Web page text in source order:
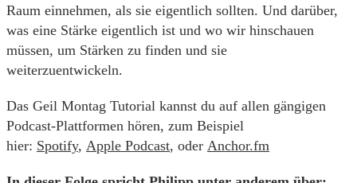
Raum einnehmen, als sie eigentlich sollten. Und darüber,
was eine Stärke eigentlich ist und wo wir hinschauen
müssen, um Stärken zu finden und sie
weiterzuentwickeln.
Das Geil Montag Tutorial kannst du auf allen gängigen
Podcast-Plattformen hören, zum Beispiel
hier: Spotify, Apple Podcast, oder Anchor.fm